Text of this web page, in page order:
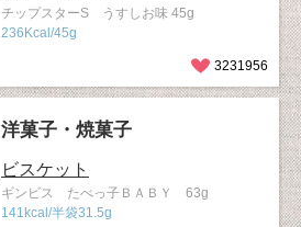
チップスターS うすしお味 45g
236Kcal/45g
3231956
洋菓子・焼菓子
ビスケット
ギンビス たべっ子ＢＡＢＹ 63g
141kcal/半袋31.5g